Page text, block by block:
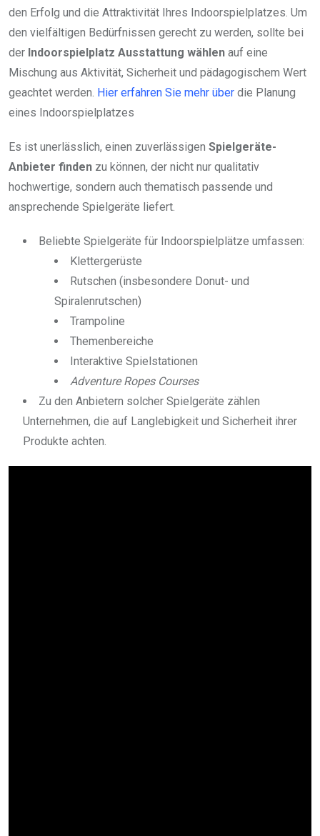
den Erfolg und die Attraktivität Ihres Indoorspielplatzes. Um
den vielfältigen Bedürfnissen gerecht zu werden, sollte bei
der Indoorspielplatz Ausstattung wählen auf eine
Mischung aus Aktivität, Sicherheit und pädagogischem Wert
geachtet werden. Hier erfahren Sie mehr über die Planung
eines Indoorspielplatzes
Es ist unerlässlich, einen zuverlässigen Spielgeräte-
Anbieter finden zu können, der nicht nur qualitativ
hochwertige, sondern auch thematisch passende und
ansprechende Spielgeräte liefert.
Beliebte Spielgeräte für Indoorspielplätze umfassen:
Klettergerüste
Rutschen (insbesondere Donut- und
Spiralenrutschen)
Trampoline
Themenbereiche
Interaktive Spielstationen
Adventure Ropes Courses
Zu den Anbietern solcher Spielgeräte zählen
Unternehmen, die auf Langlebigkeit und Sicherheit ihrer
Produkte achten.